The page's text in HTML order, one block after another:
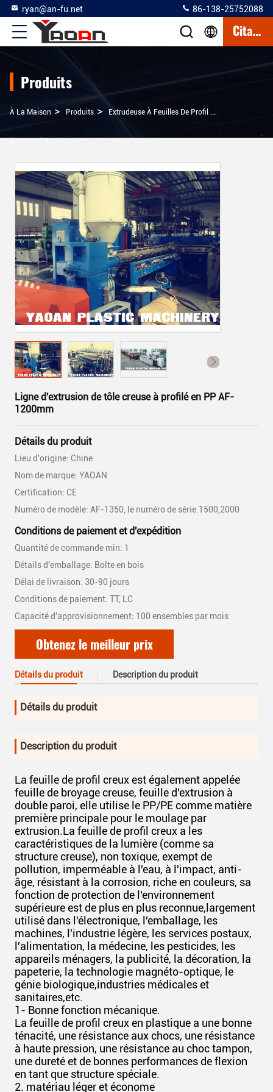
ryan@an-fu.net 86-138-25752088
Citation
Produits
À La Maison > Produits > Extrudeuse À Feuilles De Profil Creux En Plastique
Ligne d'extrusion de tôle creuse à profilé en PP AF-
1200mm
Détails du produit
Lieu d'origine: Chine
Nom de marque: YAOAN
Certification: CE
Numéro de modèle: AF-1350, le numéro de série.1500,2000
Conditions de paiement et d'expédition
Quantité de commande min: 1
Détails d'emballage: Boîte en bois
Délai de livraison: 30-90 jours
Conditions de paiement: TT, LC
Capacité d'approvisionnement: 100 ensembles par mois
Obtenez le meilleur prix
Détails du produit Description du produit
Détails du produit
Description du produit
La feuille de profil creux est également appelée
feuille de broyage creuse, feuille d'extrusion à
double paroi, elle utilise le PP/PE comme matière
première principale pour le moulage par
extrusion.La feuille de profil creux a les
caractéristiques de la lumière (comme sa
structure creuse), non toxique, exempt de
pollution, imperméable à l'eau, à l'impact, anti-
âge, résistant à la corrosion, riche en couleurs, sa
fonction de protection de l'environnement
supérieure est de plus en plus reconnue,largement
utilisé dans l'électronique, l'emballage, les
machines, l'industrie légère, les services postaux,
l'alimentation, la médecine, les pesticides, les
appareils ménagers, la publicité, la décoration, la
papeterie, la technologie magnéto-optique, le
génie biologique,industries médicales et
sanitaires,etc.
1- Bonne fonction mécanique.
La feuille de profil creux en plastique a une bonne
ténacité, une résistance aux chocs, une résistance
à haute pression, une résistance au choc tampon,
une dureté et de bonnes performances de flexion
en tant que structure spéciale.
2. matériau léger et économe